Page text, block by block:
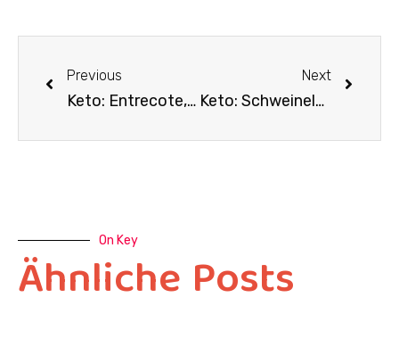
Previous
Keto: Entrecote, Wirsing, Pfeffersoße
Next
Keto: Schweinelende, Grillkäsechips, Kaisergemüse
On Key
Ähnliche Posts